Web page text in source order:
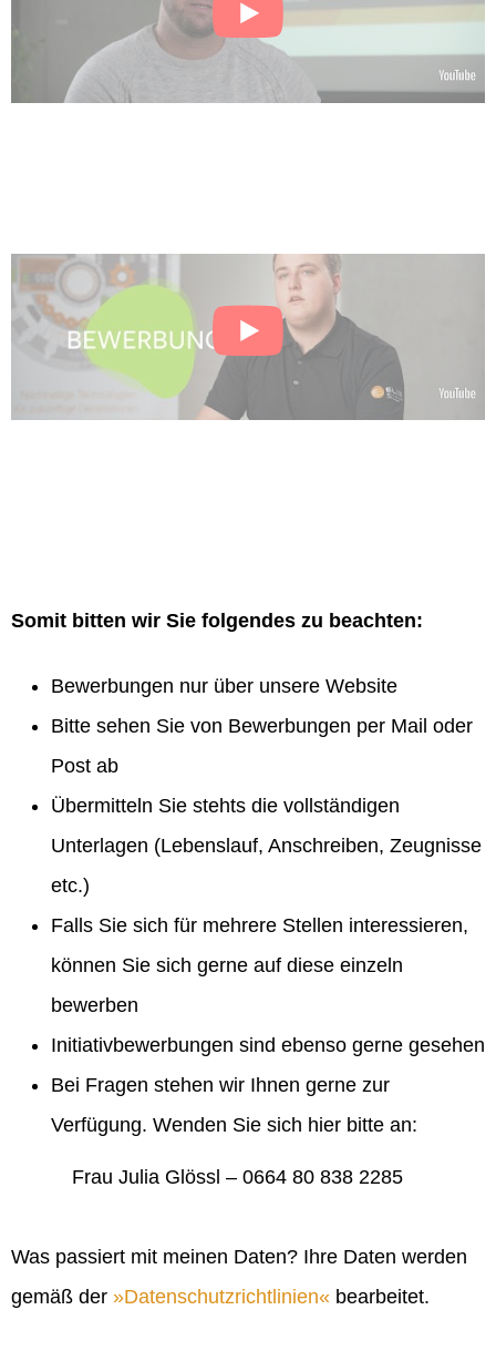
Somit bitten wir Sie folgendes zu beachten:
Bewerbungen nur über unsere Website
Bitte sehen Sie von Bewerbungen per Mail oder
Post ab
Übermitteln Sie stehts die vollständigen
Unterlagen (Lebenslauf, Anschreiben, Zeugnisse
etc.)
Falls Sie sich für mehrere Stellen interessieren,
können Sie sich gerne auf diese einzeln
bewerben
Initiativbewerbungen sind ebenso gerne gesehen
Bei Fragen stehen wir Ihnen gerne zur
Verfügung. Wenden Sie sich hier bitte an:
Frau Julia Glössl – 0664 80 838 2285
Was passiert mit meinen Daten? Ihre Daten werden
gemäß der
Datenschutzrichtlinien bearbeitet.